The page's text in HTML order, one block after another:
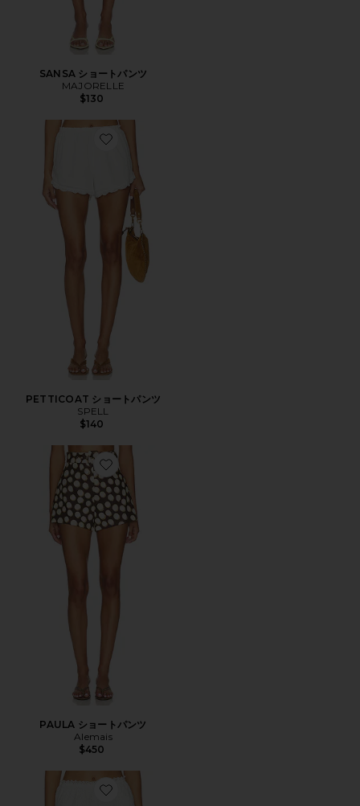
SANSA ショートパンツ
MAJORELLE
$130
Favorite PETTICOAT ショートパンツ
PETTICOAT ショートパンツ
SPELL
$140
Favorite PAULA ショートパンツ
PAULA ショートパンツ
Alemais
$450